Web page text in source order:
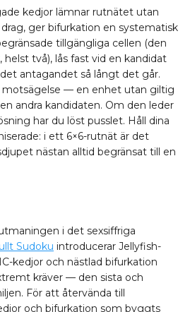
kedjor lämnar rutnätet utan
ger bifurkation en systematisk
tillgängliga cellen (den
två), lås fast vid en kandidat
antagandet så långt det går.
motsägelse — en enhet utan giltig
andra kandidaten. Om den leder
har du löst pusslet. Håll dina
i ett 6×6-rutnät är det
nästan alltid begränsat till en
i det sexsiffriga
Sudoku introducerar Jellyfish-
kedjor och nästlad bifurkation
kräver — den sista och
För att återvända till
och bifurkation som byggts